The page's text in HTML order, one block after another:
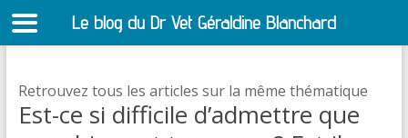
Retrouvez tous les articles sur la même thématique
Est-ce si difficile d’admettre que
Le blog du Dr Vet Géraldine Blanchard